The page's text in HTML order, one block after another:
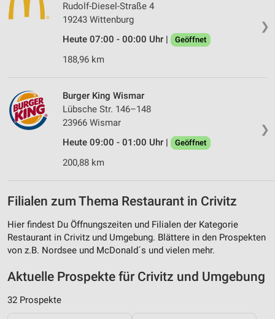
❯
Rudolf-Diesel-Straße 4
19243 Wittenburg
Heute 07:00 - 00:00 Uhr |
Geöffnet
188,96 km
❯
Burger King Wismar
Lübsche Str. 146–148
23966 Wismar
Heute 09:00 - 01:00 Uhr |
Geöffnet
200,88 km
Filialen zum Thema Restaurant in Crivitz
Hier findest Du Öffnungszeiten und Filialen der Kategorie
Restaurant in Crivitz und Umgebung. Blättere in den Prospekten
von z.B. Nordsee und McDonald´s und vielen mehr.
Aktuelle Prospekte für Crivitz und Umgebung
32 Prospekte